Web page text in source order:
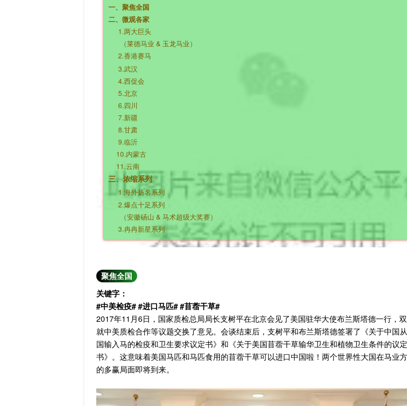
一、聚焦全国
二、微观各家
1.两大巨头
（莱德马业 & 玉龙马业）
2.香港赛马
3.武汉
4.西促会
5.北京
6.四川
7.新疆
8.甘肃
9.临沂
10.内蒙古
11.云南
三、浓缩系列
1.海外扬名系列
2.爆点十足系列
（安徽砀山 & 马术超级大奖赛）
3.冉冉新星系列
聚焦全国
关键字：
#中美检疫# #进口马匹# #苜蓿干草#
2017年11月6日，国家质检总局局长支树平在北京会见了美国驻华大使布兰斯塔德一行，
就中美质检合作等议题交换了意见。会谈结束后，支树平和布兰斯塔德签署了《关于中国
国输入马的检疫和卫生要求议定书》和《关于美国苜蓿干草输华卫生和植物卫生条件的议定
书》。这意味着美国马匹和马匹食用的苜蓿干草可以进口中国啦！两个世界性大国在马业
的多赢局面即将到来。